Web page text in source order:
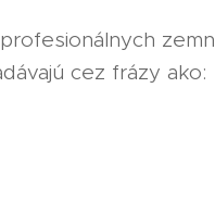
cez frázy ako: